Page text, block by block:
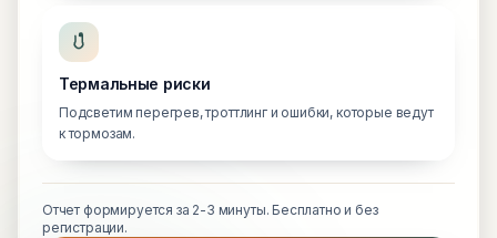
Термальные риски
Подсветим перегрев, троттлинг и ошибки, которые ведут
к тормозам.
Отчет формируется за 2-3 минуты. Бесплатно и без
регистрации.